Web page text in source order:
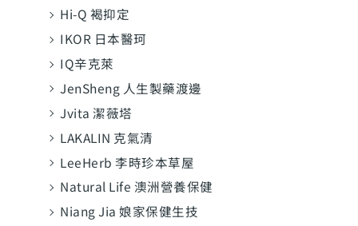
Hi-Q 褐抑定
IKOR 日本醫珂
IQ辛克萊
JenSheng 人生製藥渡邊
Jvita 潔薇塔
LAKALIN 克氣清
LeeHerb 李時珍本草屋
Natural Life 澳洲營養保健
Niang Jia 娘家保健生技